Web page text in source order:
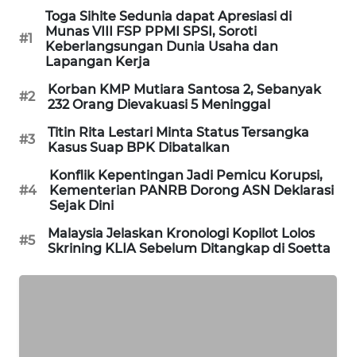
#1
Toga Sihite Sedunia dapat Apresiasi di
Munas VIII FSP PPMI SPSI, Soroti
Keberlangsungan Dunia Usaha dan
Lapangan Kerja
#2
Korban KMP Mutiara Santosa 2, Sebanyak
232 Orang Dievakuasi 5 Meninggal
#3
Titin Rita Lestari Minta Status Tersangka
Kasus Suap BPK Dibatalkan
#4
Konflik Kepentingan Jadi Pemicu Korupsi,
Kementerian PANRB Dorong ASN Deklarasi
Sejak Dini
#5
Malaysia Jelaskan Kronologi Kopilot Lolos
Skrining KLIA Sebelum Ditangkap di Soetta
WALINKI
ID
MAWAKA
ID
MARTABAT
NET
PLN
WATCH